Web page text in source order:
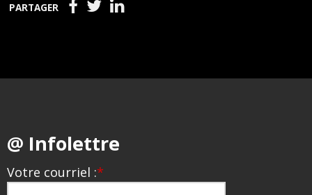
PARTAGER
@ Infolettre
Votre courriel :*